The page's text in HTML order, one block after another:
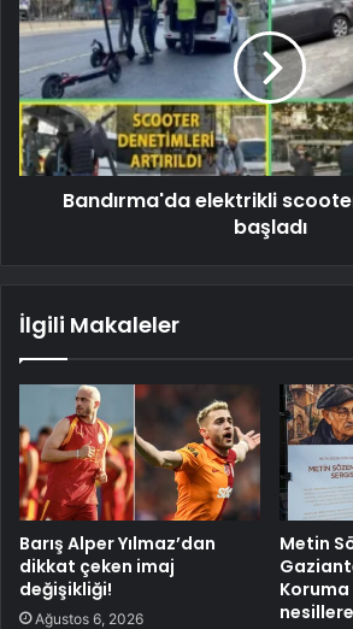
Bandırma'da elektrikli
başladı
İlgili Makaleler
Barış Alper Yılmaz’dan
dikkat çeken imaj
değişikliği!
Ağustos 6, 2026
Metin